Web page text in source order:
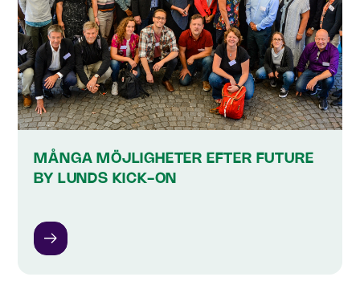
MÅNGA MÖJLIGHETER EFTER FUTURE
BY LUNDS KICK-ON